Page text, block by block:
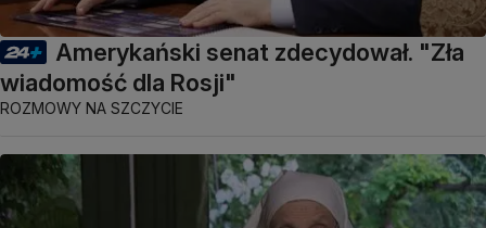
Amerykański senat zdecydował. "Zła
wiadomość dla Rosji"
ROZMOWY NA SZCZYCIE